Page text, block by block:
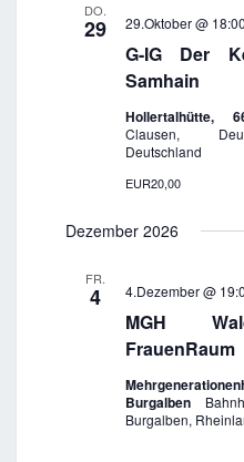
DO.
29
G-IG Der
Samhain
29.Oktober @ 18:00
Hollertalhütte,
Clausen,
Deutschland
EUR20,00
Dezember 2026
FR.
4
MGH
FrauenRaum
4.Dezember @
Burgalben
Burgalben,